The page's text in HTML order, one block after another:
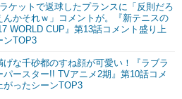
ケットで返球したプランスに「反則だろ
んかそれｗ」コメントが。『新テニスの
WORLD CUP』第13話コメント盛り上
ンTOP3
げな千砂都のすね顔が可愛い！『ラブラ
パースター!! TVアニメ2期』第10話コメ
がったシーンTOP3